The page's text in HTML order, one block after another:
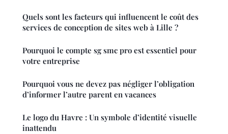
Quels sont les facteurs qui influencent le coût des
services de conception de sites web à Lille ?
Pourquoi le compte sg smc pro est essentiel pour
votre entreprise
Pourquoi vous ne devez pas négliger l’obligation
d’informer l’autre parent en vacances
Le logo du Havre : Un symbole d’identité visuelle
inattendu